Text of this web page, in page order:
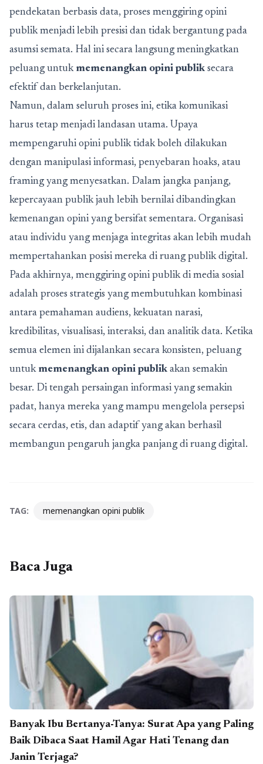
pendekatan berbasis data, proses menggiring opini
publik menjadi lebih presisi dan tidak bergantung pada
asumsi semata. Hal ini secara langsung meningkatkan
peluang untuk memenangkan opini publik secara
efektif dan berkelanjutan.
Namun, dalam seluruh proses ini, etika komunikasi
harus tetap menjadi landasan utama. Upaya
mempengaruhi opini publik tidak boleh dilakukan
dengan manipulasi informasi, penyebaran hoaks, atau
framing yang menyesatkan. Dalam jangka panjang,
kepercayaan publik jauh lebih bernilai dibandingkan
kemenangan opini yang bersifat sementara. Organisasi
atau individu yang menjaga integritas akan lebih mudah
mempertahankan posisi mereka di ruang publik digital.
Pada akhirnya, menggiring opini publik di media sosial
adalah proses strategis yang membutuhkan kombinasi
antara pemahaman audiens, kekuatan narasi,
kredibilitas, visualisasi, interaksi, dan analitik data. Ketika
semua elemen ini dijalankan secara konsisten, peluang
untuk memenangkan opini publik akan semakin
besar. Di tengah persaingan informasi yang semakin
padat, hanya mereka yang mampu mengelola persepsi
secara cerdas, etis, dan adaptif yang akan berhasil
membangun pengaruh jangka panjang di ruang digital.
TAG: memenangkan opini publik
Baca Juga
Banyak Ibu Bertanya-Tanya: Surat Apa yang Paling
Baik Dibaca Saat Hamil Agar Hati Tenang dan
Janin Terjaga?